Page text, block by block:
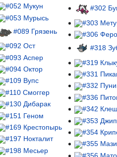
#052 Мукун
#053 Мурысь
#089 Грязень
#092 Ост
#093 Аспер
#094 Октор
#109 Вупс
#110 Смоггер
#130 Дибарак
#151 Геном
#169 Крестопырь
#197 Нокталит
#198 Месьер
#302
#303
#306
#318
#319
#331
#332
#336
#342
#353
#354
#355